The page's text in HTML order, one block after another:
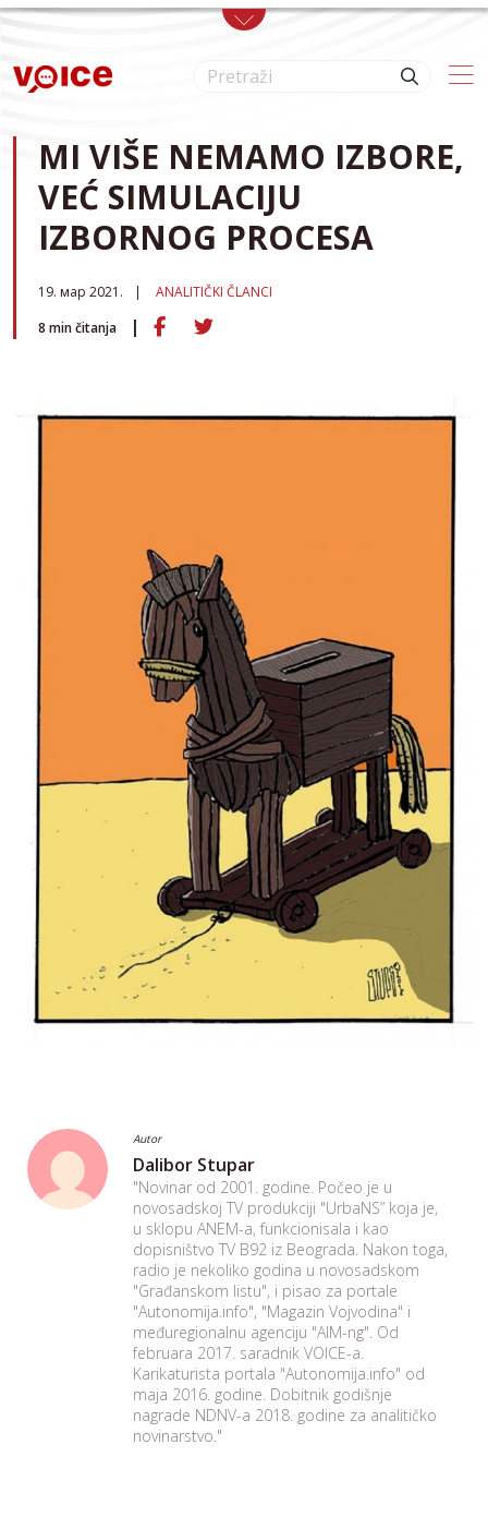
Skip to main content
MI VIŠE NEMAMO IZBORE,
VEĆ SIMULACIJU
IZBORNOG PROCESA
19. мар 2021.
ANALITIČKI ČLANCI
8 min čitanja
Autor
Dalibor Stupar
"Novinar od 2001. godine. Počeo je u
novosadskoj TV produkciji "UrbaNS” koja je,
u sklopu ANEM-a, funkcionisala i kao
dopisništvo TV B92 iz Beograda. Nakon toga,
radio je nekoliko godina u novosadskom
"Građanskom listu", i pisao za portale
"Autonomija.info", "Magazin Vojvodina" i
međuregionalnu agenciju "AIM-ng". Od
februara 2017. saradnik VOICE-a.
Karikaturista portala "Autonomija.info" od
maja 2016. godine. Dobitnik godišnje
nagrade NDNV-a 2018. godine za analitičko
novinarstvo."